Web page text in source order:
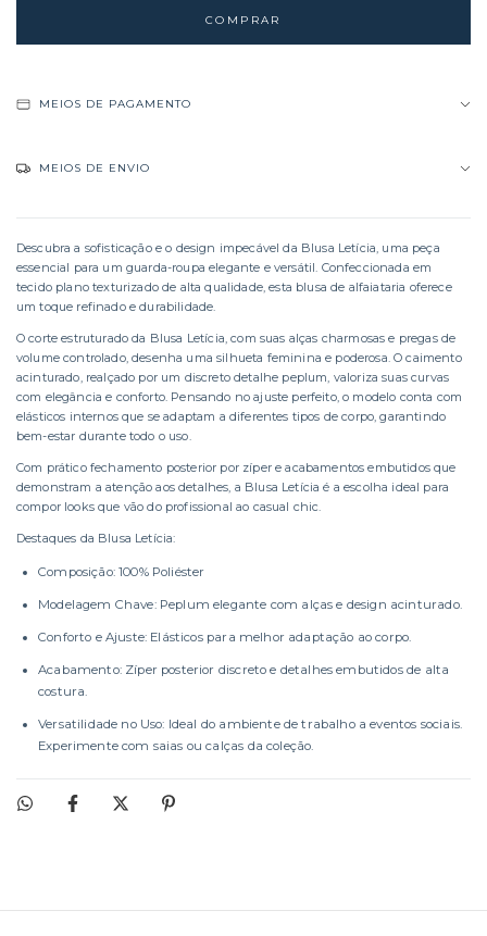
MEIOS DE PAGAMENTO
MEIOS DE ENVIO
Descubra a sofisticação e o design impecável da Blusa Letícia, uma peça
essencial para um guarda-roupa elegante e versátil. Confeccionada em
tecido plano texturizado de alta qualidade, esta blusa de alfaiataria oferece
um toque refinado e durabilidade.
O corte estruturado da Blusa Letícia, com suas alças charmosas e pregas de
volume controlado, desenha uma silhueta feminina e poderosa. O caimento
acinturado, realçado por um discreto detalhe peplum, valoriza suas curvas
com elegância e conforto. Pensando no ajuste perfeito, o modelo conta com
elásticos internos que se adaptam a diferentes tipos de corpo, garantindo
bem-estar durante todo o uso.
Com prático fechamento posterior por zíper e acabamentos embutidos que
demonstram a atenção aos detalhes, a Blusa Letícia é a escolha ideal para
compor looks que vão do profissional ao casual chic.
Destaques da Blusa Letícia:
Composição: 100% Poliéster
Modelagem Chave: Peplum elegante com alças e design acinturado.
Conforto e Ajuste: Elásticos para melhor adaptação ao corpo.
Acabamento: Zíper posterior discreto e detalhes embutidos de alta
costura.
Versatilidade no Uso: Ideal do ambiente de trabalho a eventos sociais.
Experimente com saias ou calças da coleção.